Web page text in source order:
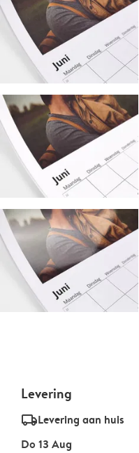
Levering
delivery_standard_v2Levering aan huis
Do 13 Aug